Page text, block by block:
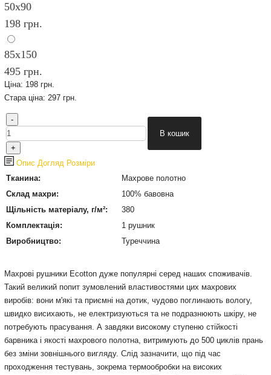
50х90
198 грн.
85x150
495 грн.
Ціна: 198 грн.
Стара ціна: 297 грн.
Опис Догляд Розміри
Тканина:
Махрове полотно
Склад махри:
100% бавовна
Щільність матеріалу, г/м²:
380
Комплектація:
1 рушник
Виробництво:
Туреччина
Махрові рушники Ecotton дуже популярні серед наших споживачів.
Такий великий попит зумовлений властивостями цих махрових
виробів: вони м'які та приємні на дотик, чудово поглинають вологу,
швидко висихають, не електризуються та не подразнюють шкіру, не
потребують прасування. А завдяки високому ступеню стійкості
барвника і якості махрового полотна, витримують до 500 циклів прань
без зміни зовнішнього вигляду. Слід зазначити, що під час
проходження тестувань, зокрема термообробки на високих